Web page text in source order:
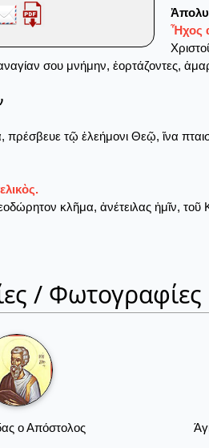
Ἦχος
σου μνήμην, ἑορτάζοντες,
πρέσβευε τῷ ἐλεήμονι Θεῷ, ἵνα
κλῆμα, ἀνέτειλας ἡμῖν,
/ Φωτογραφίες
ο Απόστολος